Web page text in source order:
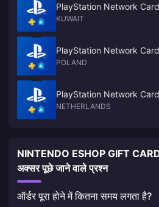
PlayStation Network
KUWAIT
PlayStation Network
POLAND
PlayStation Network
NETHERLANDS
NINTENDO ESHOP GIFT
अक्सर पूछे जाने वाले प्रश्न
ऑर्डर पूरा होने में कितना समय लगता है?